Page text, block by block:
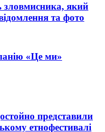
зловмисника, який
та фото
«Це ми»
представили
етнофестивалі